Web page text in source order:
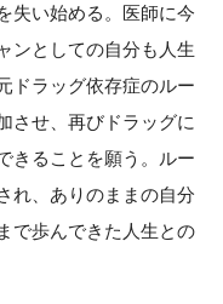
失い始める。医師に今
ンとしての自分も人生
ドラッグ依存症のルー
させ、再びドラッグに
きることを願う。ルー
れ、ありのままの自分
で歩んできた人生との